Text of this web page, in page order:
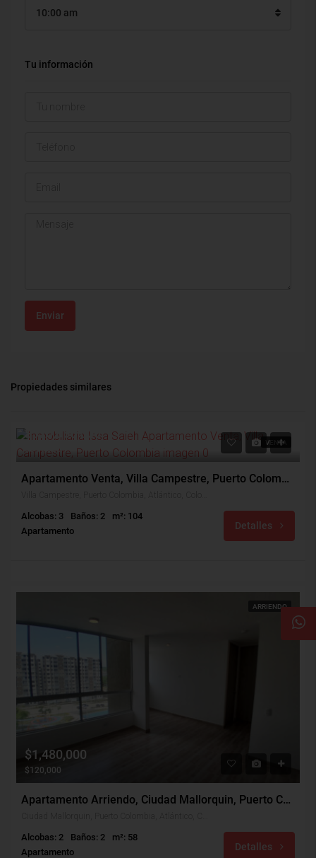
10:00 am
Tu información
Enviar
Propiedades similares
VENTA
$320,000,000
$344,000
Apartamento Venta, Villa Campestre, Puerto Colombia (28522)
Alcobas: 3 Baños: 2
m²: 104
Apartamento
Detalles
ARRIENDO
$1,480,000
$120,000
Apartamento Arriendo, Ciudad Mallorquin, Puerto Colombia (31415)
Alcobas: 2 Baños: 2
m²: 58
Apartamento
Detalles